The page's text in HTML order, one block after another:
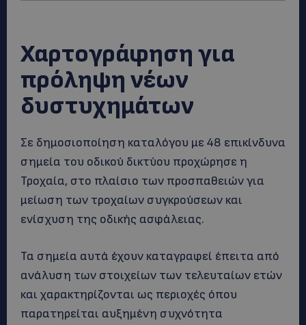
Χαρτογράφηση για
πρόληψη νέων
δυστυχημάτων
Σε δημοσιοποίηση καταλόγου με 48 επικίνδυνα
σημεία του οδικού δικτύου προχώρησε η
Τροχαία, στο πλαίσιο των προσπαθειών για
μείωση των τροχαίων συγκρούσεων και
ενίσχυση της οδικής ασφάλειας.
Τα σημεία αυτά έχουν καταγραφεί έπειτα από
ανάλυση των στοιχείων των τελευταίων ετών
και χαρακτηρίζονται ως περιοχές όπου
παρατηρείται αυξημένη συχνότητα